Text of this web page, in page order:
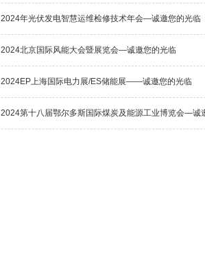
2024年光伏发电智慧运维检修技术年会—诚邀您的光临
2024北京国际风能大会暨展览会—诚邀您的光临
2024EP上海国际电力展/ES储能展——诚邀您的光临
2024第十八届鄂尔多斯国际煤炭及能源工业博览会—诚